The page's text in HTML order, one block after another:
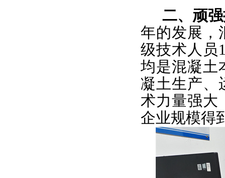
二、顽强
年的发展，
级技术人员
均是混凝土
凝土生产、
术力量强大
企业规模得